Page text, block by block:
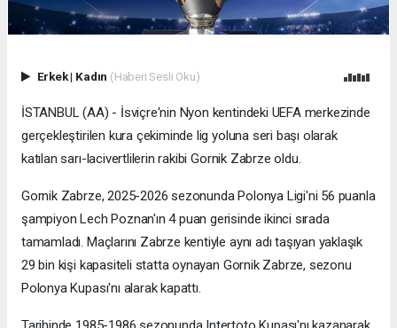
Erkek| Kadın (Haberi Sesli Oku)
İSTANBUL (AA) - İsviçre'nin Nyon kentindeki UEFA merkezinde
gerçekleştirilen kura çekiminde lig yoluna seri başı olarak
katılan sarı-lacivertlilerin rakibi Gornik Zabrze oldu.
Gornik Zabrze, 2025-2026 sezonunda Polonya Ligi'ni 56 puanla
şampiyon Lech Poznan'ın 4 puan gerisinde ikinci sırada
tamamladı. Maçlarını Zabrze kentiyle aynı adı taşıyan yaklaşık
29 bin kişi kapasiteli statta oynayan Gornik Zabrze, sezonu
Polonya Kupası'nı alarak kapattı.